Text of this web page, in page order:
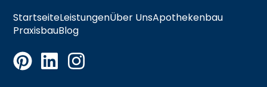
StartseiteLeistungenÜber UnsApothekenbau
PraxisbauBlog